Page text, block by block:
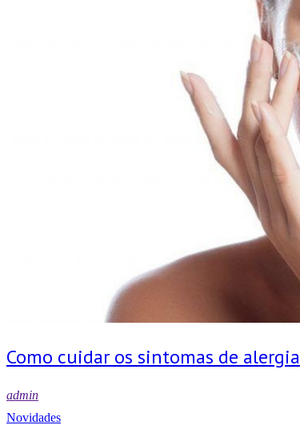
Como cuidar os sintomas de alergia
admin
Novidades